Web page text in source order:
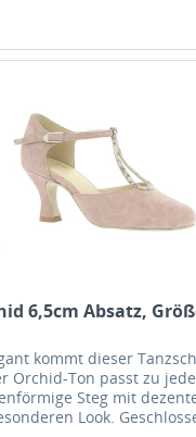
6,5cm Absatz,
kommt dieser
Orchid-Ton passt zu
Steg mit
Look.